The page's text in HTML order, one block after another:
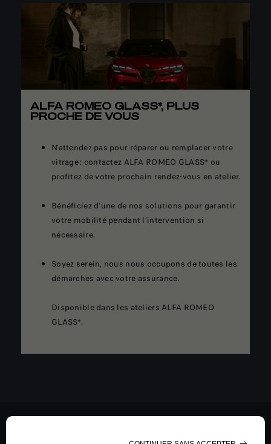
ALFA ROMEO GLASS*, PLUS
PROCHE DE VOUS
N'attendez pas pour réparer ou remplacer votre
vitrage : contactez ALFA ROMEO GLASS* ou
profitez de votre prochain rendez-vous en atelier.
Bénéficiez d'une de nos solutions pour garantir
votre mobilité pendant l'intervention si
nécessaire.
Soyez serein, nous nous occupons de toutes les
démarches avec votre assurance.
Disponible dans les ateliers ALFA ROMEO
GLASS*.